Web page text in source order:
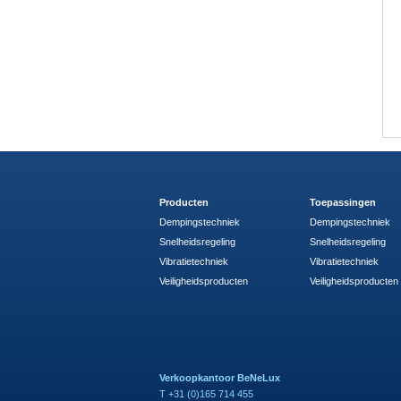
Producten
Dempingstechniek
Snelheidsregeling
Vibratietechniek
Veiligheidsproducten
Toepassingen
Dempingstechniek
Snelheidsregeling
Vibratietechniek
Veiligheidsproducten
Verkoopkantoor BeNeLux
T +31 (0)165 714 455